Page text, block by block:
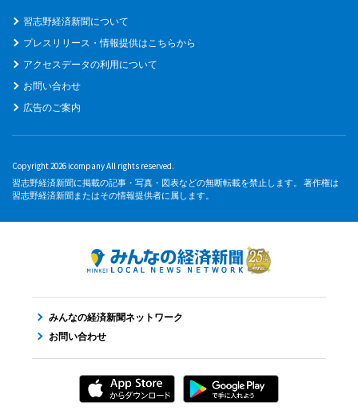
習志野経済新聞について
プレスリリース・情報提供はこちらから
アクセスデータの利用について
お問い合わせ
広告のご案内
Copyright 2026 icompany All rights reserved.
習志野経済新聞に掲載の記事・写真・図表などの無断転載を禁止します。 著作権は
習志野経済新聞またはその情報提供者に属します。
みんなの経済新聞ネットワーク
お問い合わせ